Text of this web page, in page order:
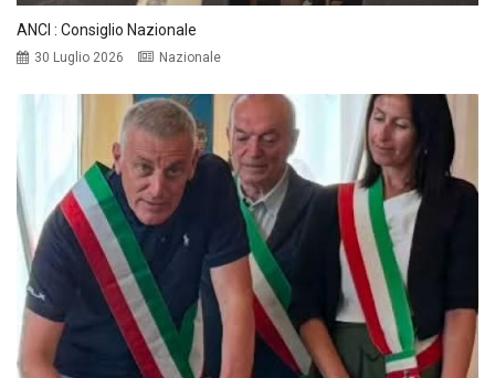
ANCI : Consiglio Nazionale
30 Luglio 2026 Nazionale